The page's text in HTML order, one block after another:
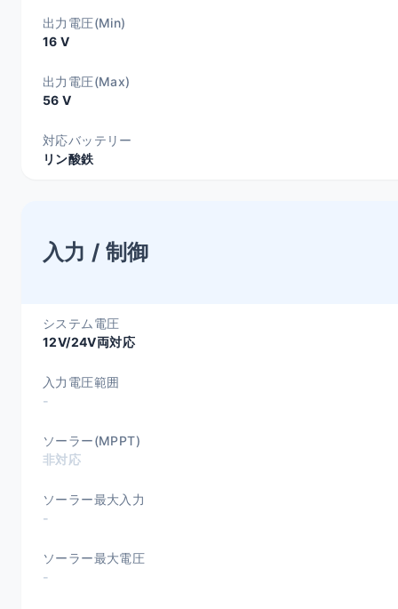
出力電圧(Min)
16 V
出力電圧(Max)
56 V
対応バッテリー
リン酸鉄
入力 / 制御
システム電圧
12V/24V両対応
入力電圧範囲
-
ソーラー(MPPT)
非対応
ソーラー最大入力
-
ソーラー最大電圧
-